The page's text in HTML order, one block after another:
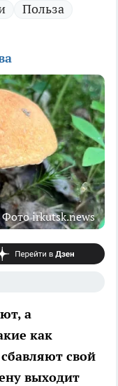
Польза
Фото irkutsk.news
а
как
свой
выходит